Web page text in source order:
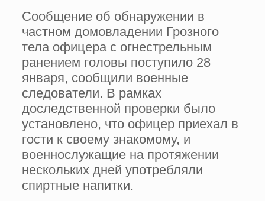
Сообщение об обнаружении в
частном домовладении Грозного
тела офицера с огнестрельным
ранением головы поступило 28
января, сообщили военные
следователи. В рамках
доследственной проверки было
установлено, что офицер приехал в
гости к своему знакомому, и
военнослужащие на протяжении
нескольких дней употребляли
спиртные напитки.